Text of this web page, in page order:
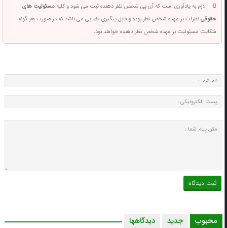
لازم به یادآوری است که آی پی شخص نظر دهنده ثبت می شود و کلیهمسئولیت های
حقوقینظرات بر عهده شخص نظر بوده و قابل پیگیری قضایی می باشد که در صورت هر گونه
شکایت مسئولیت بر عهده شخص نظر دهنده خواهد بود.
محبوب جدید دیدگاهها